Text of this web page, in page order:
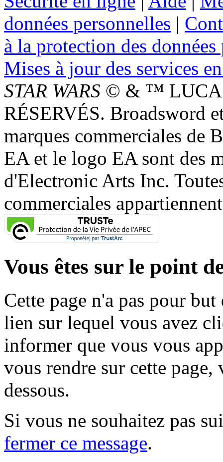
données personnelles |
à la protection des
Mises à jour des services
STAR WARS © & ™
RÉSERVÉS. Broadsword
marques commerciales de
EA et le logo EA sont des
d'Electronic Arts Inc.
commerciales
Vous êtes sur le point
Cette page n'a pas pour
lien sur lequel vous avez
informer que vous vous
vous rendre sur cette
dessous.
Si vous ne souhaitez pas
fermer ce message.